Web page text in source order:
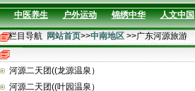
中医养生 户外运动 锦绣中华 人文中国
栏目导航 网站首页>>中南地区 >>广东河源旅游
河源二天团((龙源温泉）
河源二天团((叶园温泉）